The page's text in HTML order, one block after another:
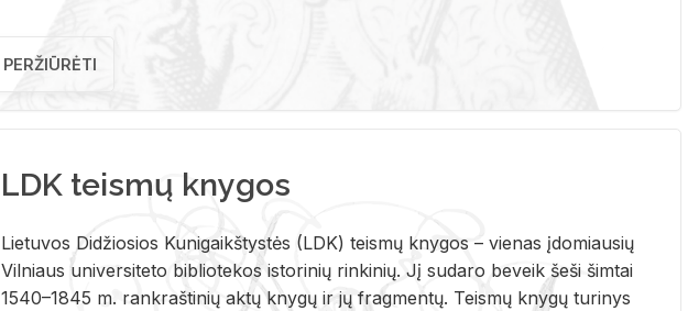
PERŽIŪRĖTI
LDK teismų knygos
Lie­tu­vos Di­džio­sios Ku­ni­gaikš­tys­tės (LDK) teis­mų kny­gos – vie­nas įdo­miau­sių
Vil­niaus uni­ver­si­te­to bi­b­lio­te­kos is­to­ri­nių rin­ki­nių. Jį su­da­ro be­veik šeši šim­tai
1540–1845 m. rank­raš­ti­nių aktų kny­gų ir jų frag­men­tų. Teis­mų kny­gų tu­ri­nys